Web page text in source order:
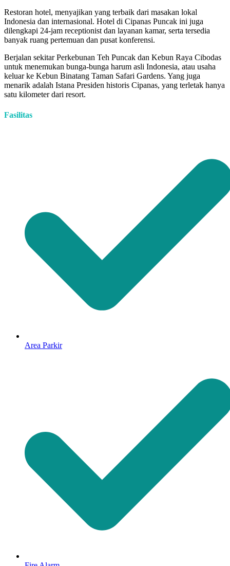
Restoran hotel, menyajikan yang terbaik dari masakan lokal
Indonesia dan internasional. Hotel di Cipanas Puncak ini juga
dilengkapi 24-jam receptionist dan layanan kamar, serta tersedia
banyak ruang pertemuan dan pusat konferensi.
Berjalan sekitar Perkebunan Teh Puncak dan Kebun Raya Cibodas
untuk menemukan bunga-bunga harum asli Indonesia, atau usaha
keluar ke Kebun Binatang Taman Safari Gardens. Yang juga
menarik adalah Istana Presiden historis Cipanas, yang terletak hanya
satu kilometer dari resort.
Fasilitas
Area Parkir